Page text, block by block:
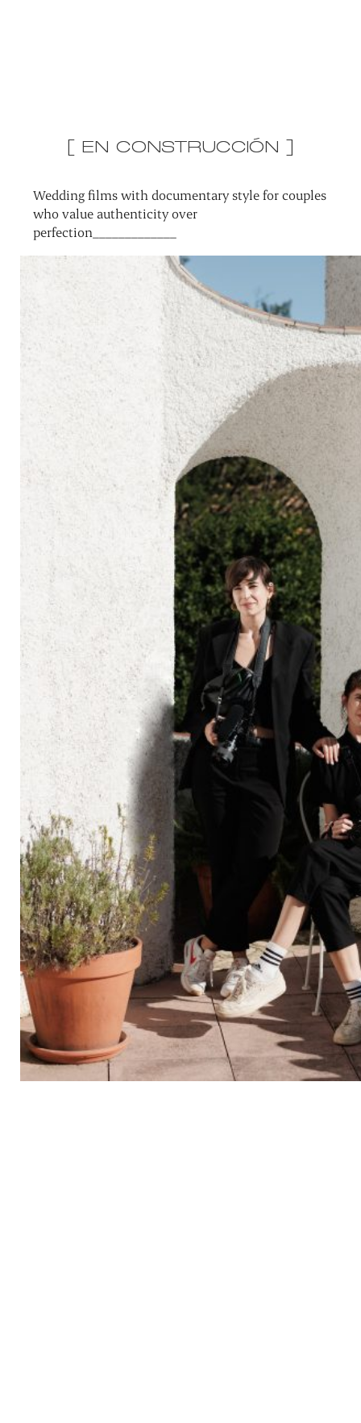
[ EN CONSTRUCCIÓN ]
Wedding films with documentary style for couples
who value authenticity over
perfection_____________